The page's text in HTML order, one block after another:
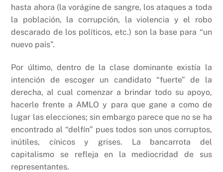
hasta ahora (la vorágine de sangre, los ataques a toda
la población, la corrupción, la violencia y el robo
descarado de los políticos, etc.) son la base para “un
nuevo país”.
Por último, dentro de la clase dominante existía la
intención de escoger un candidato “fuerte” de la
derecha, al cual comenzar a brindar todo su apoyo,
hacerle frente a AMLO y para que gane a como de
lugar las elecciones; sin embargo parece que no se ha
encontrado al “delfín” pues todos son unos corruptos,
inútiles, cínicos y grises. La bancarrota del
capitalismo se refleja en la mediocridad de sus
representantes.